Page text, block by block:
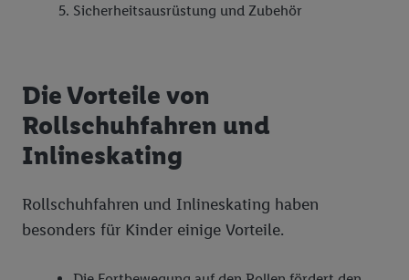
Sicherheitsausrüstung und Zubehör
Die Vorteile von
Rollschuhfahren und
Inlineskating
Rollschuhfahren und Inlineskating haben
besonders für Kinder einige Vorteile.